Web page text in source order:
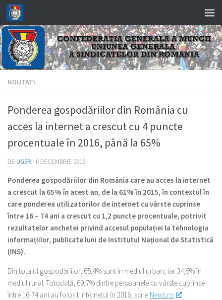
Skip to content
NOUTATI
Ponderea gospodăriilor din România cu
acces la internet a crescut cu 4 puncte
procentuale în 2016, până la 65%
DE UGSR · 6 DECEMBRIE 2016
Ponderea gospodăriilor din România care au acces la internet
a crescut la 65% în acest an, de la 61% în 2015, în contextul în
care ponderea utilizatorilor de internet cu vârste cuprinse
între 16 – 74 ani a crescut cu 1,2 puncte procentuale, potrivit
rezultatelor anchetei privind accesul populației la tehnologia
informațiilor, publicate luni de Institutul Național de Statistică
(INS).
Din totalul gospodăriilor, 65,4% sunt în mediul urban, iar 34,5% în
mediul rural. Totodată, 69,7% dintre persoanele cu vârste cuprinse
între 16-74 ani au folosit internetul în 2016, scrie News.ro .